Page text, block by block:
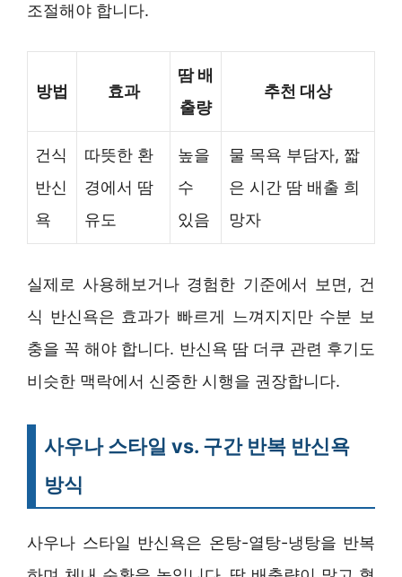
조절해야 합니다.
방법 효과
땀 배
출량
추천 대상
건식
반신
욕
따뜻한 환
경에서 땀
유도
높을
수
있음
물 목욕 부담자, 짧
은 시간 땀 배출 희
망자
실제로 사용해보거나 경험한 기준에서 보면, 건
식 반신욕은 효과가 빠르게 느껴지지만 수분 보
충을 꼭 해야 합니다. 반신욕 땀 더쿠 관련 후기도
비슷한 맥락에서 신중한 시행을 권장합니다.
사우나 스타일 vs. 구간 반복 반신욕
방식
사우나 스타일 반신욕은 온탕-열탕-냉탕을 반복